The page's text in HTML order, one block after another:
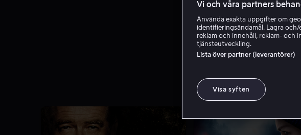
Vi och våra partners
Använda exakta uppgifter om
identifieringsändamål. Lagra
reklam och innehåll, reklam- och
tjänsteutveckling.
Lista över partner (leverantörer)
Visa syften